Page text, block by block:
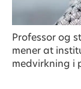
Professor og
mener at
medvirkning i